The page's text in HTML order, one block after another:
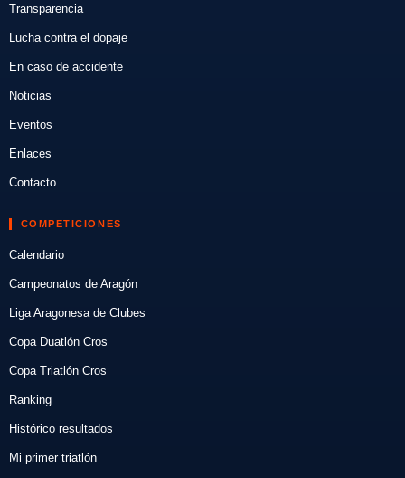
Transparencia
Lucha contra el dopaje
En caso de accidente
Noticias
Eventos
Enlaces
Contacto
COMPETICIONES
Calendario
Campeonatos de Aragón
Liga Aragonesa de Clubes
Copa Duatlón Cros
Copa Triatlón Cros
Ranking
Histórico resultados
Mi primer triatlón